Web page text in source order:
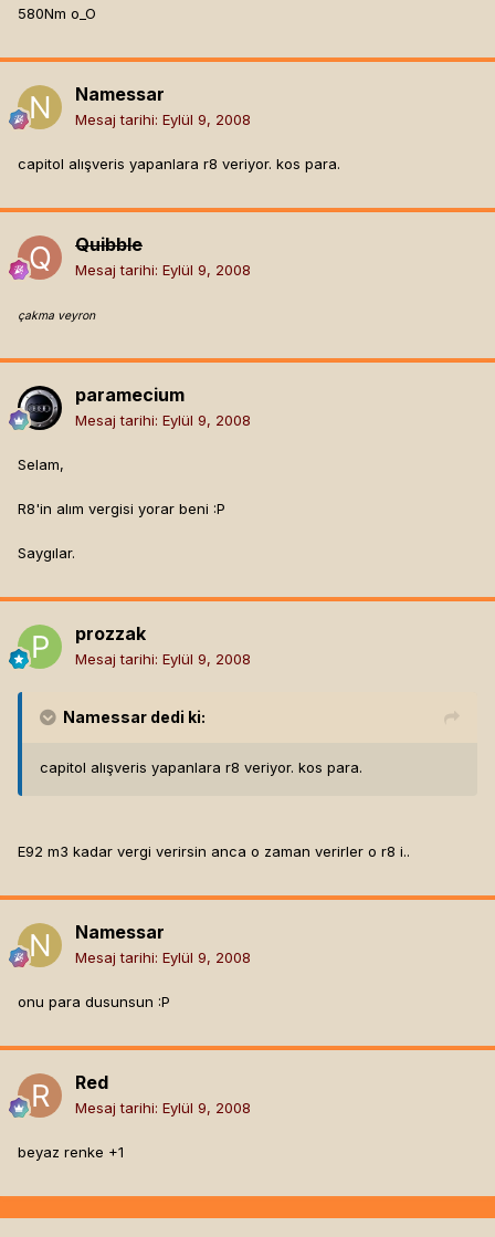
580Nm o_O
Namessar
Mesaj tarihi: Eylül 9, 2008
capitol alışveris yapanlara r8 veriyor. kos para.
Quibble
Mesaj tarihi: Eylül 9, 2008
çakma veyron
paramecium
Mesaj tarihi: Eylül 9, 2008
Selam,
R8'in alım vergisi yorar beni :P
Saygılar.
prozzak
Mesaj tarihi: Eylül 9, 2008
Namessar dedi ki:
capitol alışveris yapanlara r8 veriyor. kos para.
E92 m3 kadar vergi verirsin anca o zaman verirler o r8 i..
Namessar
Mesaj tarihi: Eylül 9, 2008
onu para dusunsun :P
Red
Mesaj tarihi: Eylül 9, 2008
beyaz renke +1